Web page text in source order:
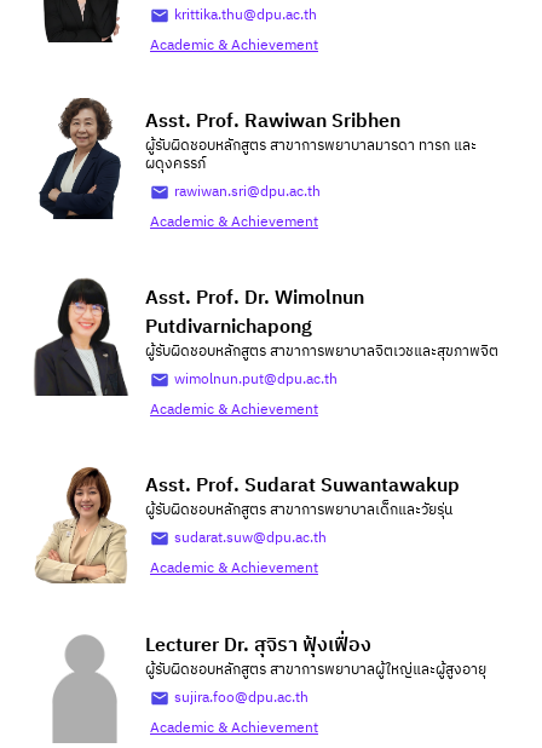
krittika.thu@dpu.ac.th
Academic & Achievement
Asst. Prof. Rawiwan Sribhen
ผู้รับผิดชอบหลักสูตร สาขาการพยาบาลมารดา ทารก และ
ผดุงครรภ์
rawiwan.sri@dpu.ac.th
Academic & Achievement
Asst. Prof. Dr. Wimolnun
Putdivarnichapong
ผู้รับผิดชอบหลักสูตร สาขาการพยาบาลจิตเวชและสุขภาพจิต
wimolnun.put@dpu.ac.th
Academic & Achievement
Asst. Prof. Sudarat Suwantawakup
ผู้รับผิดชอบหลักสูตร สาขาการพยาบาลเด็กและวัยรุ่น
sudarat.suw@dpu.ac.th
Academic & Achievement
Lecturer Dr. สุจิรา ฟุ้งเฟื่อง
ผู้รับผิดชอบหลักสูตร สาขาการพยาบาลผู้ใหญ่และผู้สูงอายุ
sujira.foo@dpu.ac.th
Academic & Achievement